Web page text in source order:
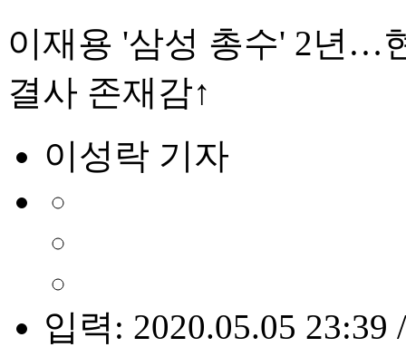
이재용 '삼성 총수' 2년…
결사 존재감↑
이성락 기자
입력: 2020.05.05 23:39